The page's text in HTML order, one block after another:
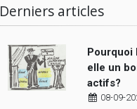
Derniers articles
Pourquoi
elle un
actifs?
08-09-